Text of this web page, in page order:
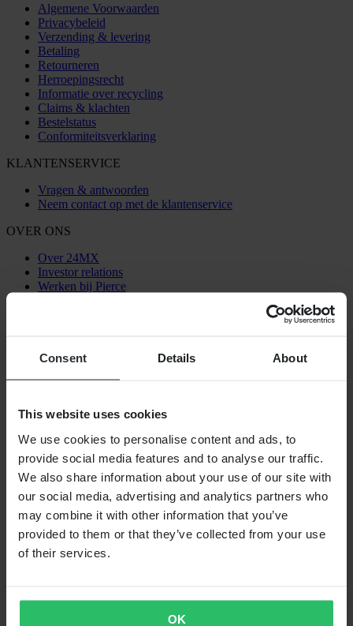
Consent Details About
This website uses cookies
We use cookies to personalise content and ads, to
provide social media features and to analyse our traffic.
We also share information about your use of our site with
our social media, advertising and analytics partners who
may combine it with other information that you’ve
provided to them or that they’ve collected from your use
of their services.
OK
Algemene Voorwaarden
Privacybeleid
Verzending & levering
Betaling
Retourneren
Herroepingsrecht
Informatie over recycling
Claims & klachten
Bestelstatus
Conformiteitsverklaring
KLANTENSERVICE
Vragen & antwoorden
Neem contact op met de klantenservice
OVER ONS
Over 24MX
Investor relations
Werken bij Pierce
VERZENDOPTIES
Handelsregister: Bolagsverket/Zweedse Kamer van Koophandel
Bedrijfsregistratienummer: 556763-1592